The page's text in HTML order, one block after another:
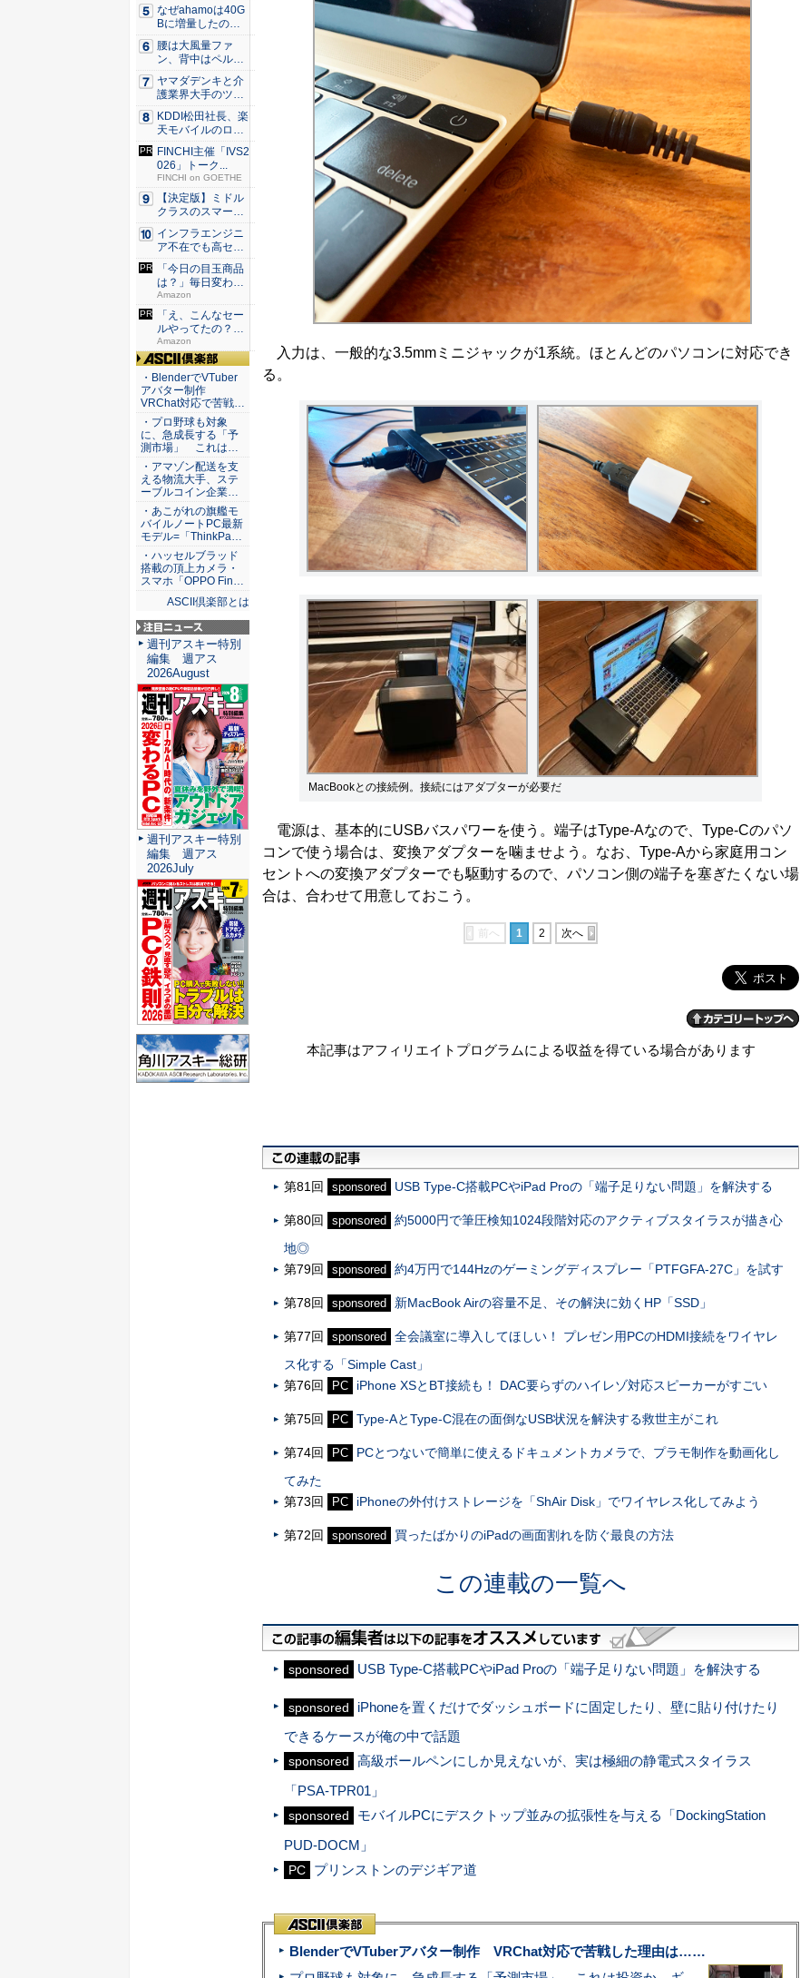
入力は、一般的な3.5mmミニジャックが1系統。ほとんどのパソコンに対応でき
る。
MacBookとの接続例。接続にはアダプターが必要だ
電源は、基本的にUSBバスパワーを使う。端子はType-Aなので、Type-Cのパソ
コンで使う場合は、変換アダプターを噛ませよう。なお、Type-Aから家庭用コン
セントへの変換アダプターでも駆動するので、パソコン側の端子を塞ぎたくない場
合は、合わせて用意しておこう。
前へ 1 2 次へ
本記事はアフィリエイトプログラムによる収益を得ている場合があります
第81回 sponsored USB Type-C搭載PCやiPad Proの「端子足りない問題」を解決する
第80回 sponsored
約5000円で筆圧検知1024段階対応のアクティブスタイラスが描き心
地◎
第79回
sponsored 約4万円で144Hzのゲーミングディスプレー「PTFGFA-27C」を試す
第78回 sponsored 新MacBook Airの容量不足、その解決に効くHP「SSD」
第77回 sponsored
全会議室に導入してほしい！ プレゼン用PCのHDMI接続をワイヤレ
ス化する「Simple Cast」
第76回
PC iPhone XSとBT接続も！ DAC要らずのハイレゾ対応スピーカーがすごい
第75回 PC Type-AとType-C混在の面倒なUSB状況を解決する救世主がこれ
第74回 PC
PCとつないで簡単に使えるドキュメントカメラで、プラモ制作を動画化し
てみた
第73回
PC iPhoneの外付けストレージを「ShAir Disk」でワイヤレス化してみよう
第72回 sponsored 買ったばかりのiPadの画面割れを防ぐ最良の方法
この連載の一覧へ
sponsored USB Type-C搭載PCやiPad Proの「端子足りない問題」を解決する
sponsored
iPhoneを置くだけでダッシュボードに固定したり、壁に貼り付けたり
できるケースが俺の中で話題
sponsored
高級ボールペンにしか見えないが、実は極細の静電式スタイラス
「PSA-TPR01」
sponsored
モバイルPCにデスクトップ並みの拡張性を与える「DockingStation
PUD-DOCM」
PC プリンストンのデジギア道
BlenderでVTuberアバター制作 VRChat対応で苦戦した理由は……
なぜahamoは40G
Bに増量したの
か ...
腰は大風量ファ
ン、背中はペルチ
ェ冷却。ダ...
ヤマダデンキと介
護業界大手のツク
イが協業...
KDDI松田社長、楽
天モバイルのロー
ミン...
FINCHI主催「IVS2
026」トーク...
FINCHI on GOETHE
【決定版】ミドル
クラスのスマート
フォンの...
インフラエンジニ
ア不在でも高セキ
ュリティ...
「今日の目玉商品
は？」毎日変わる
Amaz...
Amazon
「え、こんなセー
ルやってたの？」
80％O...
Amazon
ASCII倶楽部
・BlenderでVTuber
アバター制作
VRChat対応で苦戦…
・プロ野球も対象
に、急成長する「予
測市場」 これは…
・アマゾン配送を支
える物流大手、ステ
ーブルコイン企業…
・あこがれの旗艦モ
バイルノートPC最新
モデル=「ThinkPa…
・ハッセルブラッド
搭載の頂上カメラ・
スマホ「OPPO Fin…
ASCII倶楽部とは
注目ニュース
週刊アスキー特別
編集 週アス
2026August
週刊アスキー特別
編集 週アス
2026July